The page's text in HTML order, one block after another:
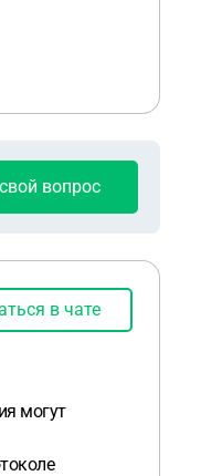
вопрос
в чате
могут